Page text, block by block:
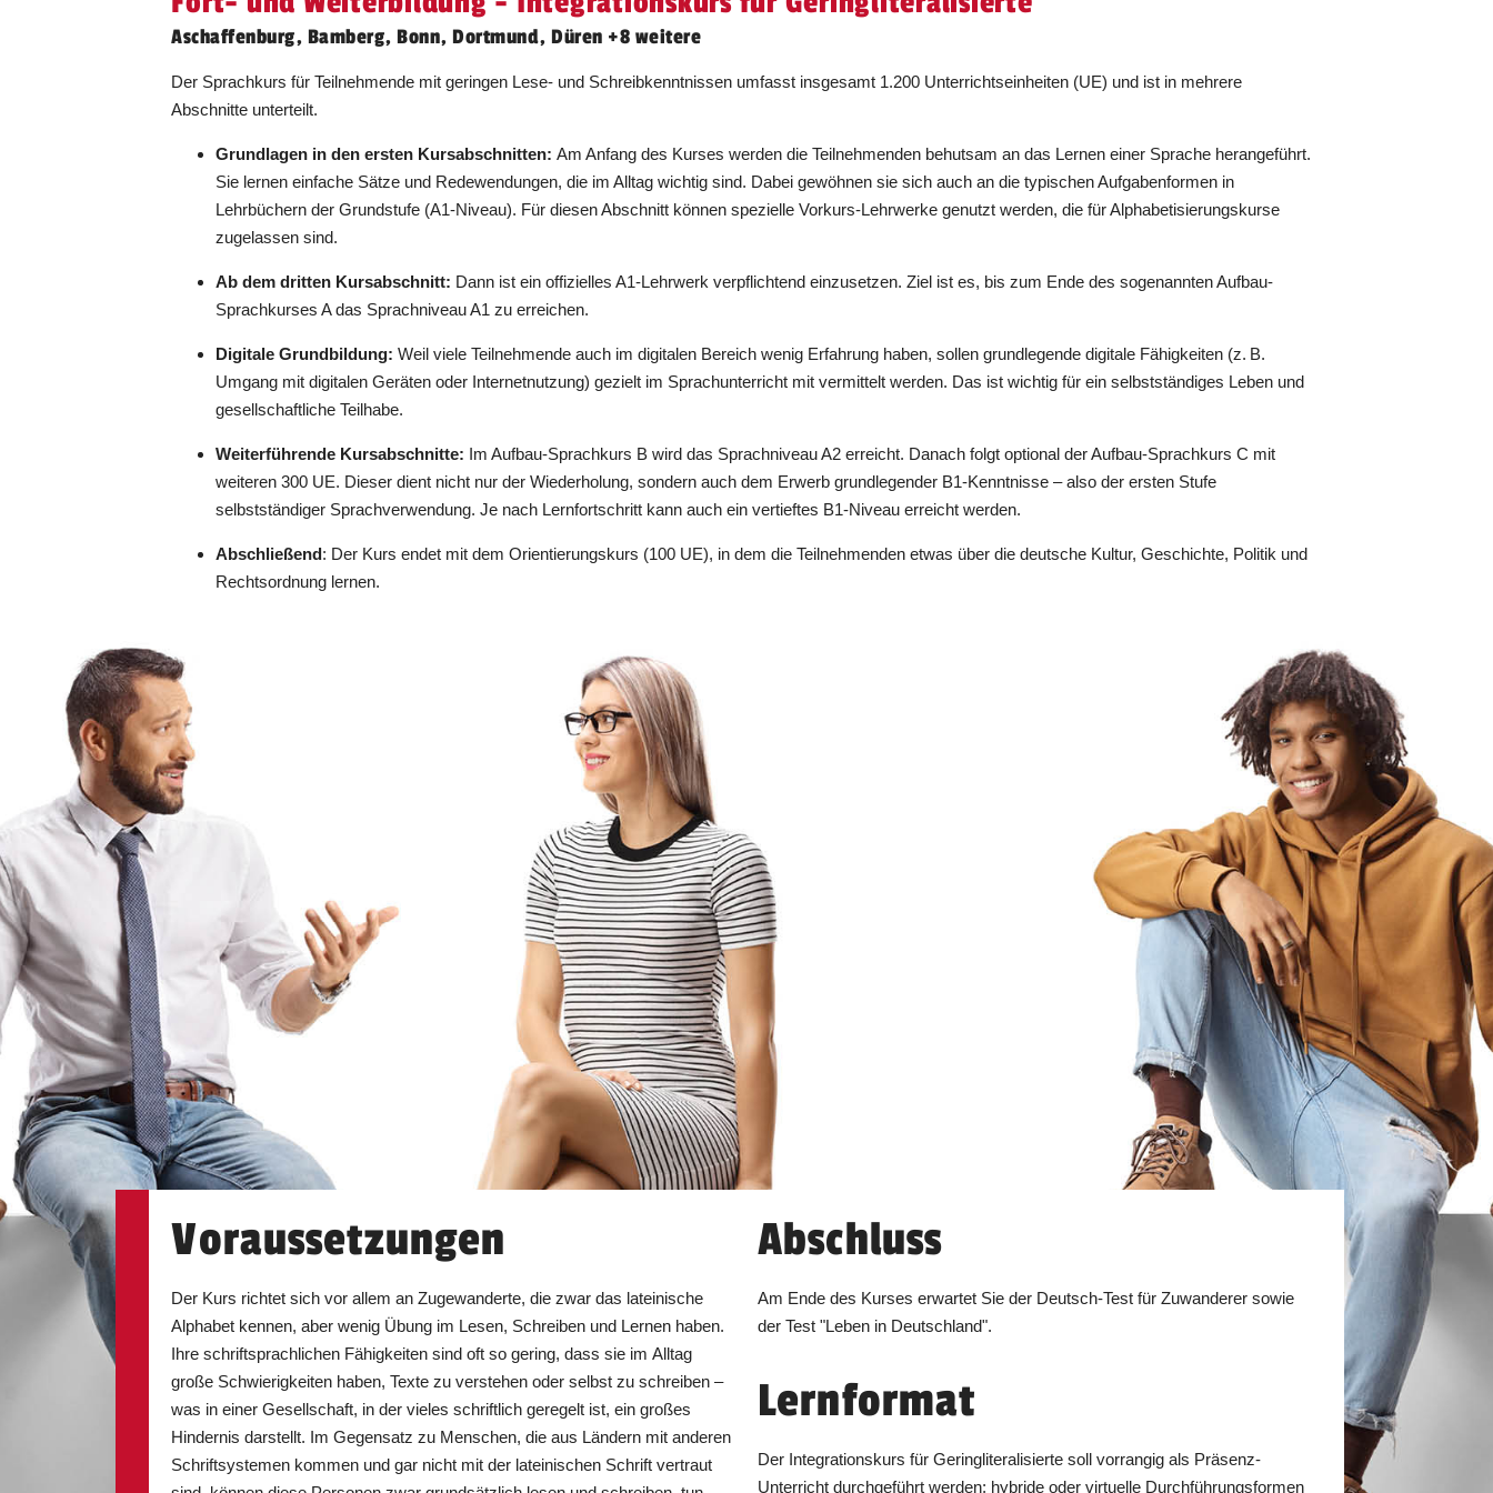
min)
Gransee 15.09.2026
Unterricht findet von 09:00 bis 17:00 Uhr
min)
Görlitz 14.09.2026
Unterricht findet von 08:00 bis 12:35 Uhr
Köln 15.09.2026
Unterricht findet von 18:00 bis 21:15 Uhr
statt.
Leverkusen 02.09.2026
Unterricht findet von 08:00 bis 12:00 Uhr
statt.
min)
Dauer: 1000 Unterrichtseinheiten (à 45
min)
Viersen
Unterricht findet von 09:00 bis 17:00 Uhr
statt.
Dauer:
1000 Unterrichtseinheiten (à 45
min)
Unterricht findet von 13:15 bis 17:30 Uhr
statt.
Dauer: 1000 Unterrichtseinheiten (à 45
min)
Aschaffenburg, Bamberg, Bonn, Dortmund, Düren +8 weitere
Der Sprachkurs für Teilnehmende mit geringen Lese- und Schreibkenntnissen umfasst insgesamt 1.200 Unterrichtseinheiten (UE) und ist in mehrere
Abschnitte unterteilt.
Grundlagen in den ersten Kursabschnitten: Am Anfang des Kurses werden die Teilnehmenden behutsam an das Lernen einer Sprache herangeführt.
Sie lernen einfache Sätze und Redewendungen, die im Alltag wichtig sind. Dabei gewöhnen sie sich auch an die typischen Aufgabenformen in
Lehrbüchern der Grundstufe (A1-Niveau). Für diesen Abschnitt können spezielle Vorkurs-Lehrwerke genutzt werden, die für Alphabetisierungskurse
zugelassen sind.
Ab dem dritten Kursabschnitt: Dann ist ein offizielles A1-Lehrwerk verpflichtend einzusetzen. Ziel ist es, bis zum Ende des sogenannten Aufbau-
Sprachkurses A das Sprachniveau A1 zu erreichen.
Digitale Grundbildung: Weil viele Teilnehmende auch im digitalen Bereich wenig Erfahrung haben, sollen grundlegende digitale Fähigkeiten (z. B.
Umgang mit digitalen Geräten oder Internetnutzung) gezielt im Sprachunterricht mit vermittelt werden. Das ist wichtig für ein selbstständiges Leben und
gesellschaftliche Teilhabe.
Weiterführende Kursabschnitte: Im Aufbau-Sprachkurs B wird das Sprachniveau A2 erreicht. Danach folgt optional der Aufbau-Sprachkurs C mit
weiteren 300 UE. Dieser dient nicht nur der Wiederholung, sondern auch dem Erwerb grundlegender B1-Kenntnisse – also der ersten Stufe
selbstständiger Sprachverwendung. Je nach Lernfortschritt kann auch ein vertieftes B1-Niveau erreicht werden.
Abschließend: Der Kurs endet mit dem Orientierungskurs (100 UE), in dem die Teilnehmenden etwas über die deutsche Kultur, Geschichte, Politik und
Rechtsordnung lernen.
Voraussetzungen
Der Kurs richtet sich vor allem an Zugewanderte, die zwar das lateinische
Alphabet kennen, aber wenig Übung im Lesen, Schreiben und Lernen haben.
Ihre schriftsprachlichen Fähigkeiten sind oft so gering, dass sie im Alltag
große Schwierigkeiten haben, Texte zu verstehen oder selbst zu schreiben –
was in einer Gesellschaft, in der vieles schriftlich geregelt ist, ein großes
Hindernis darstellt. Im Gegensatz zu Menschen, die aus Ländern mit anderen
Schriftsystemen kommen und gar nicht mit der lateinischen Schrift vertraut
Abschluss
Am Ende des Kurses erwartet Sie der Deutsch-Test für Zuwanderer sowie
der Test "Leben in Deutschland".
Lernformat
Der Integrationskurs für Geringliteralisierte soll vorrangig als Präsenz-
Unterricht durchgeführt werden; hybride oder virtuelle Durchführungsformen